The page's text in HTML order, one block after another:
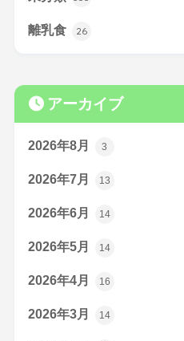
離乳食 26
アーカイブ
2026年8月 3
2026年7月 13
2026年6月 14
2026年5月 14
2026年4月 16
2026年3月 14